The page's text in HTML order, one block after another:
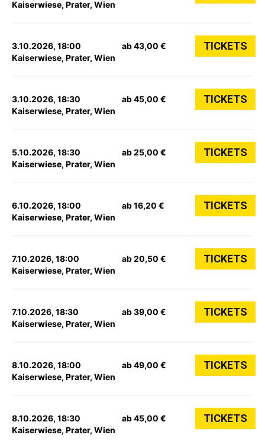
Kaiserwiese, Prater, Wien
3.10.2026, 18:00
Kaiserwiese, Prater, Wien
ab 43,00 € TICKETS
3.10.2026, 18:30
Kaiserwiese, Prater, Wien
ab 45,00 € TICKETS
5.10.2026, 18:30
Kaiserwiese, Prater, Wien
ab 25,00 € TICKETS
6.10.2026, 18:00
Kaiserwiese, Prater, Wien
ab 16,20 € TICKETS
7.10.2026, 18:00
Kaiserwiese, Prater, Wien
ab 20,50 € TICKETS
7.10.2026, 18:30
Kaiserwiese, Prater, Wien
ab 39,00 € TICKETS
8.10.2026, 18:00
Kaiserwiese, Prater, Wien
ab 49,00 € TICKETS
8.10.2026, 18:30
Kaiserwiese, Prater, Wien
ab 45,00 € TICKETS